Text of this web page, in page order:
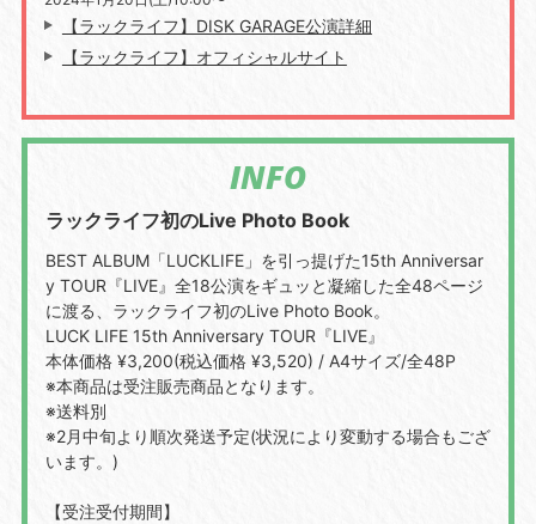
【ラックライフ】DISK GARAGE公演詳細
【ラックライフ】オフィシャルサイト
INFO
ラックライフ初のLive Photo Book
BEST ALBUM「LUCKLIFE」を引っ提げた15th Anniversar
y TOUR 『LIVE』全18公演をギュッと凝縮した全48ページ
に渡る、ラックライフ初のLive Photo Book。
LUCK LIFE 15th Anniversary TOUR『LIVE』
本体価格¥3,200(税込価格¥3,520) / A4サイズ/全48P
※本商品は受注販売商品となります。
※送料別
※2月中旬より順次発送予定(状況により変動する場合もござ
います。 )
【受注受付期間】